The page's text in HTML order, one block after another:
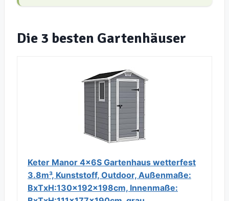
Die 3 besten Gartenhäuser
Keter Manor 4x6S Gartenhaus wetterfest
3.8m³, Kunststoff, Outdoor, Außenmaße:
BxTxH:130x192x198cm, Innenmaße: